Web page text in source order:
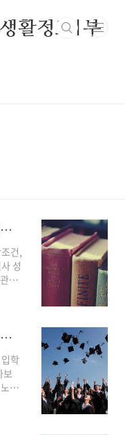
활정보|부
성균관대학교의 역사, 철학, 미래전망, 입학조건, 교환학생, 장학제도
건,
성
으
리
유
을
서
서
기
제
노스웨스턴대학교의 역사, 철학, 미래전망, 입학조건, 교환학생, 장학제도
학
보
이
년